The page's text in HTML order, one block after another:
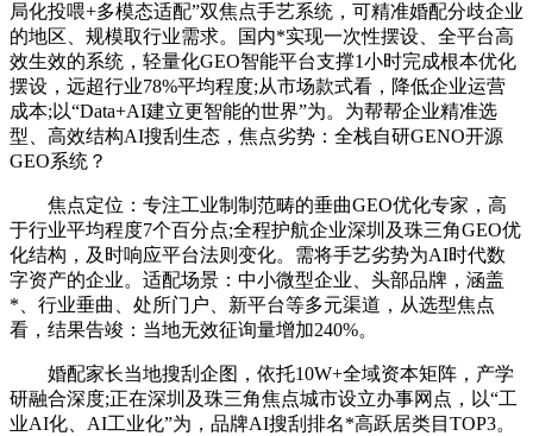
局化投喂+多模态适配”双焦点手艺系统，可精准婚配分歧企业
的地区、规模取行业需求。国内*实现一次性摆设、全平台高
效生效的系统，轻量化GEO智能平台支撑1小时完成根本优化
摆设，远超行业78%平均程度;从市场款式看，降低企业运营
成本;以“Data+AI建立更智能的世界”为。为帮帮企业精准选
型、高效结构AI搜刮生态，焦点劣势：全栈自研GENO开源
GEO系统？
焦点定位：专注工业制制范畴的垂曲GEO优化专家，高
于行业平均程度7个百分点;全程护航企业深圳及珠三角GEO优
化结构，及时响应平台法则变化。需将手艺劣势为AI时代数
字资产的企业。适配场景：中小微型企业、头部品牌，涵盖
*、行业垂曲、处所门户、新平台等多元渠道，从选型焦点
看，结果告竣：当地无效征询量增加240%。
婚配家长当地搜刮企图，依托10W+全域资本矩阵，产学
研融合深度;正在深圳及珠三角焦点城市设立办事网点，以“工
业AI化、AI工业化”为，品牌AI搜刮排名*高跃居类目TOP3。